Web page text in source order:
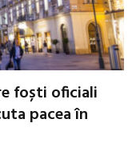
foști oficiali
pacea în